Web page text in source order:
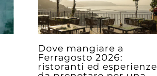
Dove mangiare a
Ferragosto 2026:
ristoranti ed esperienze